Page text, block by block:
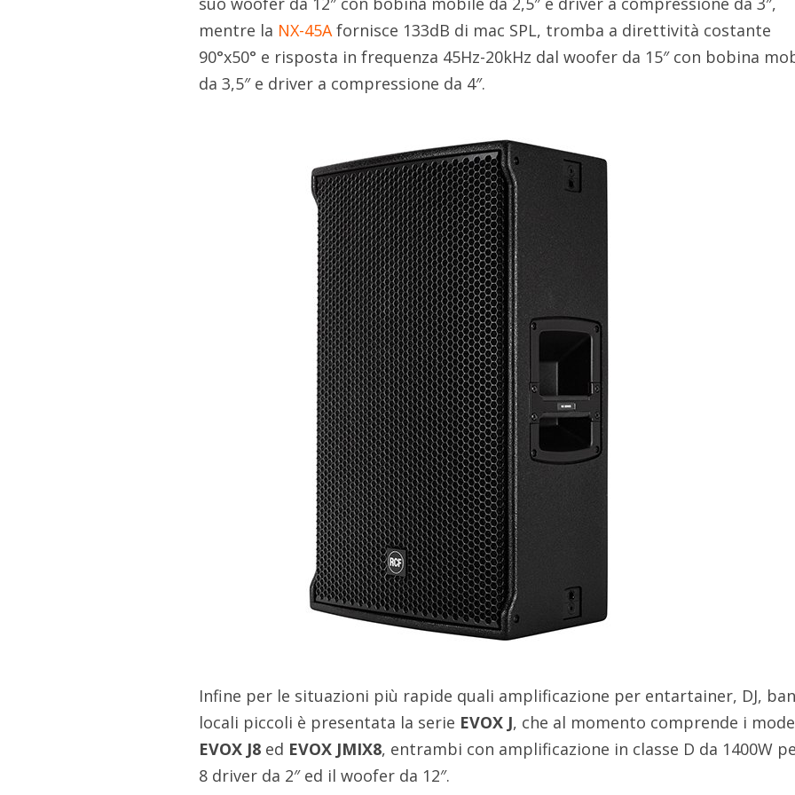
mentre la NX-45Afornisce 133dB di mac SPL, tromba a direttività costante
90°x50° e risposta in frequenza 45Hz-20kHz dal woofer da 15″ con bobina
da 3,5″ e driver a compressione da 4″.
Infine per le situazioni più rapide quali amplificazione per entartainer, DJ,
locali piccoli è presentata la serie EVOX J, che al momento comprende i
EVOX J8 ed EVOX JMIX8, entrambi con amplificazione in classe D da 1400W
8 driver da 2″ ed il woofer da 12″.